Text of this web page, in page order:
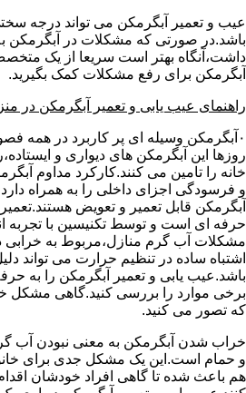
عیب و تعمیر آبگرمکن می تواند درجه
باشد.در صورتی که مشکلات در آبگرمکن
داشت،آنگاه بهتر است سریعا از یک
آبگرمکن برای رفع مشکلات کمک بگیرید.
راهنمای عیب یابی و تعمیر آبگرمکن در
۰آبگرمکن وسیله ای پر کاربرد در همه
روزها این آبگرمکن های دیواری و
خانه را تامین می کنند.کارکرد مداوم
و فرسودگی اجزای داخلی را به همراه
آبگرمکن قابل تعمیر و تعویض
حرفه ای است و توسط تکنیسین با تجربه
مشکلات آب گرم منازل،مربوط به
اشتباه ساده در تنظیم حرارت می تواند
باشد.عیب یابی و تعمیر آبگرمکن را به
برخی موارد را بررسی کنید.گاهی مشکل
که تصور می کنید.
خراب شدن آبگرمکن به معنی نبودن
و حمام است.این یک مشکل جدی برای
هم باعث شده تا گاهی افراد خودشان